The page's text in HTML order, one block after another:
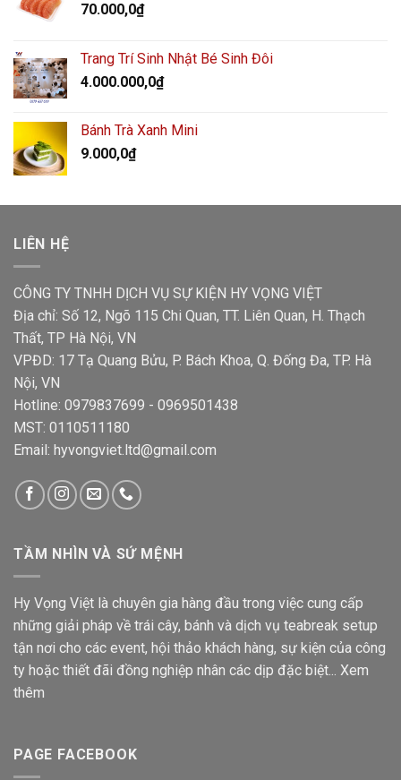
70.000,0₫
Trang Trí Sinh Nhật Bé Sinh Đôi
4.000.000,0₫
Bánh Trà Xanh Mini
9.000,0₫
LIÊN HỆ
CÔNG TY TNHH DỊCH VỤ SỰ KIỆN HY VỌNG VIỆT
Địa chỉ: Số 12, Ngõ 115 Chi Quan, TT. Liên Quan, H. Thạch
Thất, TP Hà Nội, VN
VPĐD: 17 Tạ Quang Bửu, P. Bách Khoa, Q. Đống Đa, TP. Hà
Nội, VN
Hotline: 0979837699 - 0969501438
MST: 0110511180
Email: hyvongviet.ltd@gmail.com
TẦM NHÌN VÀ SỨ MỆNH
Hy Vọng Việt là chuyên gia hàng đầu trong việc cung cấp
những giải pháp về trái cây, bánh và dịch vụ teabreak setup
tận nơi cho các event, hội thảo khách hàng, sự kiện của công
ty hoặc thiết đãi đồng nghiệp nhân các dịp đặc biệt... Xem
thêm
PAGE FACEBOOK